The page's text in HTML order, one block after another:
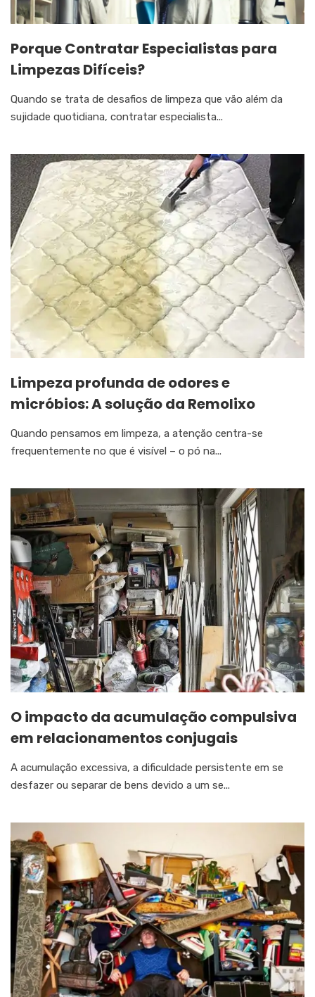
Porque Contratar Especialistas para
Limpezas Difíceis?
Quando se trata de desafios de limpeza que vão além da
sujidade quotidiana, contratar especialista...
Limpeza profunda de odores e
micróbios: A solução da Remolixo
Quando pensamos em limpeza, a atenção centra-se
frequentemente no que é visível – o pó na...
O impacto da acumulação compulsiva
em relacionamentos conjugais
A acumulação excessiva, a dificuldade persistente em se
desfazer ou separar de bens devido a um se...